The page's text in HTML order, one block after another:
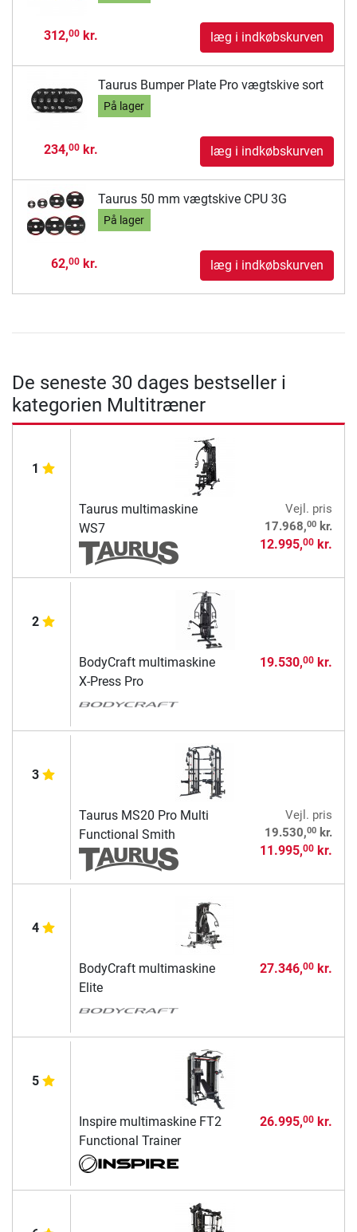
312,00kr. læg i indkøbskurven
Taurus Bumper Plate Pro vægtskive sort
På lager
234,00kr. læg i indkøbskurven
Taurus 50 mm vægtskive CPU 3G
På lager
62,00kr. læg i indkøbskurven
De seneste 30 dages bestseller i
kategorien Multitræner
1
Taurus multimaskine
WS7
Vejl. pris
17.968,00kr.
12.995,00kr.
2
BodyCraft multimaskine
X-Press Pro
19.530,00kr.
3
Taurus MS20 Pro Multi
Functional Smith
Vejl. pris
19.530,00kr.
11.995,00kr.
4
BodyCraft multimaskine
Elite
27.346,00kr.
5
Inspire multimaskine FT2
Functional Trainer
26.995,00kr.